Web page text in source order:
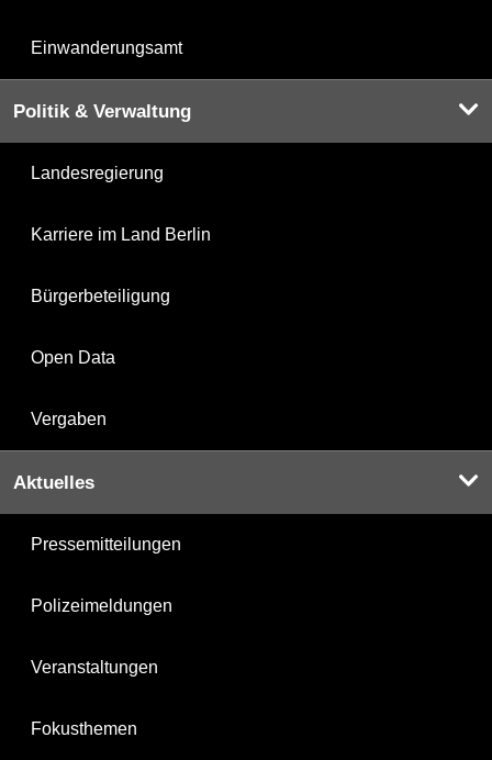
Einwanderungsamt
Politik & Verwaltung
Landesregierung
Karriere im Land Berlin
Bürgerbeteiligung
Open Data
Vergaben
Aktuelles
Pressemitteilungen
Polizeimeldungen
Veranstaltungen
Fokusthemen